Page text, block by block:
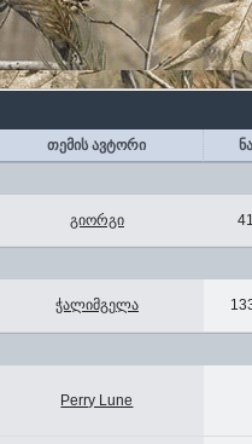
თემის ავტორი
გიორგი
ჭალიმგელა
Perry Lune